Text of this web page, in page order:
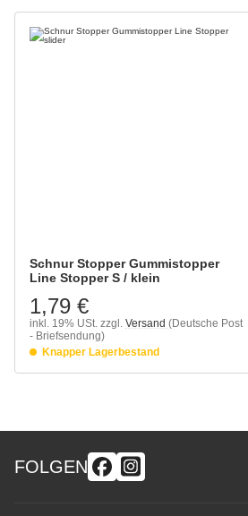
Schnur Stopper Gummistopper
Line Stopper S / klein
1,79 €
inkl. 19% USt. zzgl. Versand (Deutsche Post
- Briefsendung)
Knapper Lagerbestand
FOLGEN